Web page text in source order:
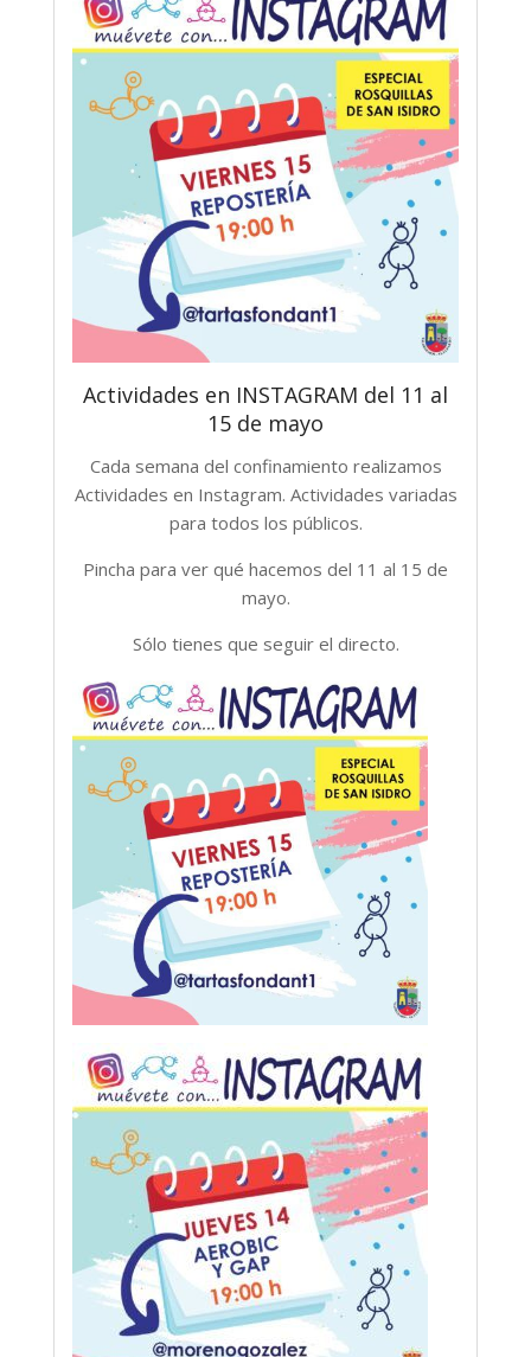
Actividades en INSTAGRAM del 11 al
15 de mayo
Cada semana del confinamiento realizamos
Actividades en Instagram. Actividades variadas
para todos los públicos.
Pincha para ver qué hacemos del 11 al 15 de
mayo.
Sólo tienes que seguir el directo.